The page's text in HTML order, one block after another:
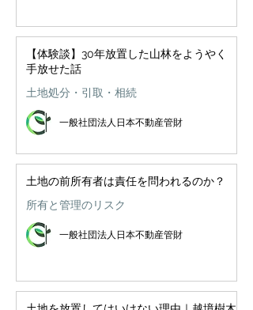
【体験談】30年放置した山林をようやく
手放せた話
土地処分・引取・相続
一般社団法人日本不動産管財
土地の前所有者は責任を問われるのか？
所有と管理のリスク
一般社団法人日本不動産管財